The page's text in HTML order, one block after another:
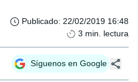
Publicado: 22/02/2019 16:48
3 min. lectura
Síguenos en Google